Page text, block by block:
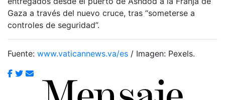
Gaza a través del nuevo cruce, tras “someterse a
controles de seguridad”.
Fuente: www.vaticannews.va/es / Imagen: Pexels.